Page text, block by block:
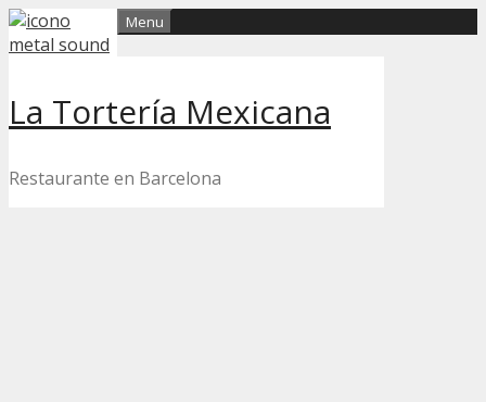
Skip
to
La Tortería Mexicana
Restaurante en Barcelona
Menu